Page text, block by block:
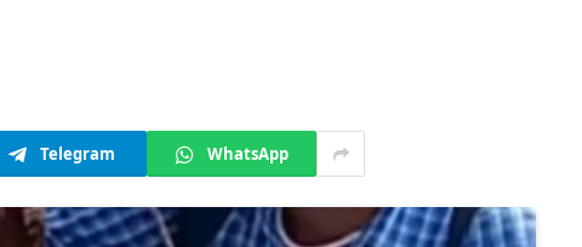
Telegram WhatsApp